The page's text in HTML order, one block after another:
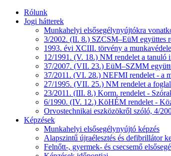
Rólunk
Jogi hátterek
Munkahelyi elsősegélynyújtókra
3/2002. (II. 8.) SZCSM–EüM együttes
1993. évi XCIII. törvény a
12/1991. (V. 18.) NM rendelet a tanuló
37/2007. (VII. 23.) EüM–SZMM
37/2011. (VI. 28.) NEFMI rendelet - a
27/1995. (VII. 25.) NM rendelet a
23/2011. (III. 8.) Korm. rendelet -
6/1990. (IV. 12.) KöHÉM rendelet -
Orvostechnikai eszközökről szóló, 4/
Képzések
Munkahelyi elsősegélynyújtó képzés
Alapszintű újraélesztés és defibrillátor
Felnőtt-, gyermek- és csecsemő